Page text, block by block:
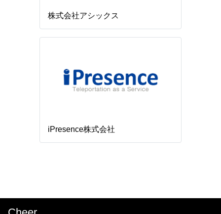
株式会社アシックス
iPresence株式会社